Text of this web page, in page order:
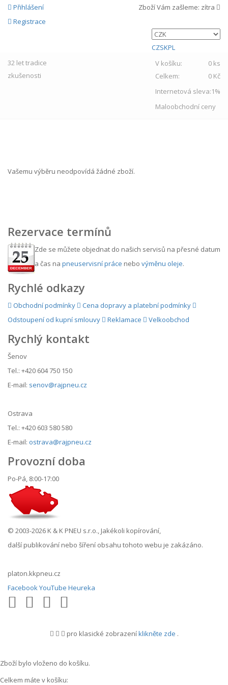
Přihlášení
Registrace
Zboží Vám zašleme: zítra
CZSKPL
32 lettradice
zkušenosti
V košíku:
0 ks
Celkem:
0 Kč
Internetová sleva:1%
Maloobchodní ceny
Vašemu výběru neodpovídá žádné zboží.
Rezervace termínů
Zde se můžete objednat do našich servisů na přesné datum
a čas na pneuservisní práce nebo výměnu oleje.
Rychlé odkazy
Obchodní podmínky
Cena dopravy a platební podmínky
Odstoupení od kupní smlouvy
Reklamace Velkoobchod
Rychlý kontakt
Šenov
Tel.: +420 604 750 150
E-mail: senov@rajpneu.cz
Ostrava
Tel.: +420 603 580 580
E-mail: ostrava@rajpneu.cz
Provozní doba
Po-Pá, 8:00-17:00
© 2003-2026 K & K PNEU s.r.o., Jakékoli kopírování,
další publikování nebo šíření obsahu tohoto webu je zakázáno.
platon.kkpneu.cz
FacebookYouTube Heureka
pro klasické zobrazeníklikněte zde .
Zboží bylo vloženo do košíku.
Celkem máte v košíku: